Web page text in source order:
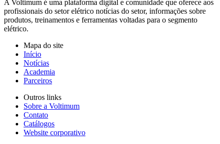
A Voltimum é uma plataforma digital e comunidade que oferece aos
profissionais do setor elétrico notícias do setor, informações sobre
produtos, treinamentos e ferramentas voltadas para o segmento
elétrico.
Mapa do site
Início
Notícias
Academia
Parceiros
Outros links
Sobre a Voltimum
Contato
Catálogos
Website corporativo